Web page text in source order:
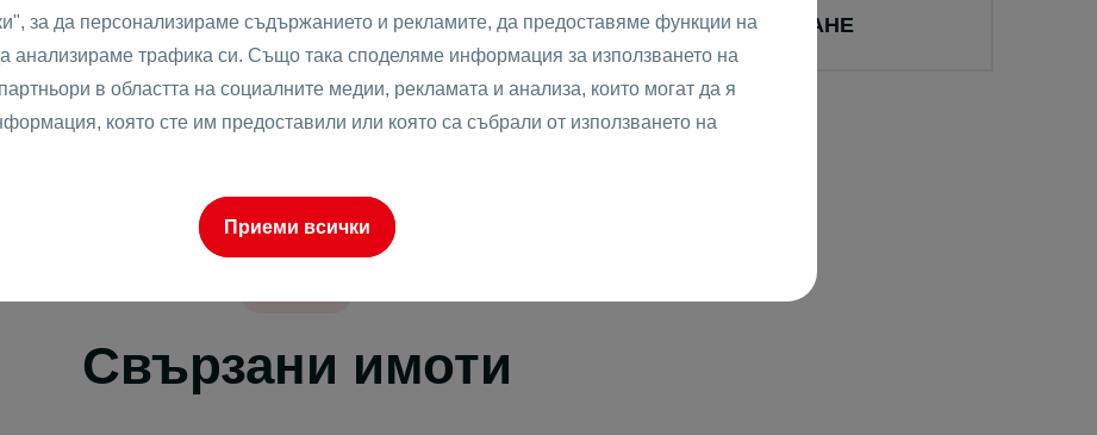
НОТАРИАЛЕН КАЛКУЛАТОР НАПРАВИ ЗАПИТВАНЕ
Свързани имоти
за да персонализираме съдържанието и рекламите, да предоставяме функции на
анализираме трафика си. Също така споделяме информация за използването на
в областта на социалните медии, рекламата и анализа, които могат да я
която сте им предоставили или която са събрали от използването на
Приеми всички